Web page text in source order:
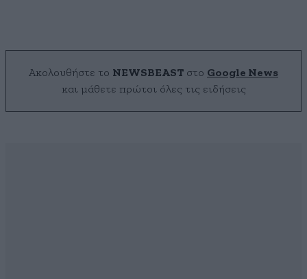
Ακολουθήστε το NEWSBEAST στο Google News
και μάθετε πρώτοι όλες τις ειδήσεις